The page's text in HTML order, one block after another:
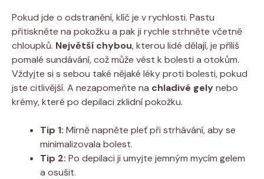
Pokud jde o odstranění, klíč je v rychlosti. Pastu
přitiskněte na pokožku a pak ji rychle strhněte včetně
chloupků. Největší chybou, kterou lidé dělají, je příliš
pomalé sundávání, což může vést k bolesti a otokům.
Vždyjte si s sebou také nějaké léky proti bolesti, pokud
jste citlivější. A nezapomeňte na chladivé gelynebo
krémy, které po depilaci zklidní pokožku.
Tip 1: Mírně napněte pleť při strhávání, aby se
minimalizovala bolest.
Tip 2: Po depilaci ji umyjte jemným mycím gelem
a osušit.